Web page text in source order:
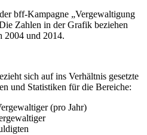
bff-Kampagne „Vergewaltigung
Zahlen in der Grafik beziehen
2004 und 2014.
sich auf ins Verhältnis gesetzte
und Statistiken für die Bereiche:
(pro Jahr)